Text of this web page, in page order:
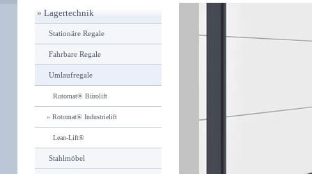
» Lagertechnik
Stationäre Regale
Fahrbare Regale
Umlaufregale
Rotomat® Bürolift
» Rotomat® Industrielift
Lean-Lift®
Stahlmöbel